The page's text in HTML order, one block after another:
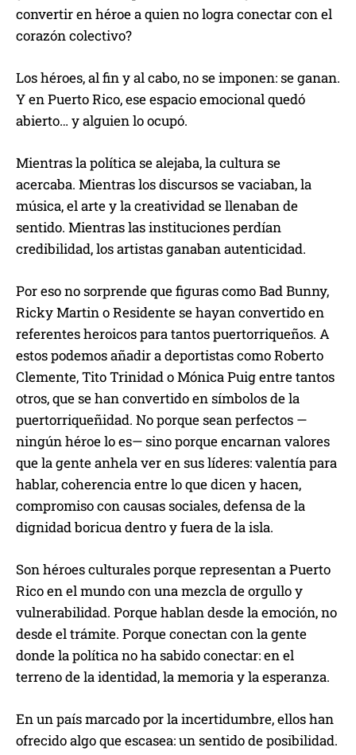
convertir en héroe a quien no logra conectar con el
corazón colectivo?
Los héroes, al fin y al cabo, no se imponen: se ganan.
Y en Puerto Rico, ese espacio emocional quedó
abierto… y alguien lo ocupó.
Mientras la política se alejaba, la cultura se
acercaba. Mientras los discursos se vaciaban, la
música, el arte y la creatividad se llenaban de
sentido. Mientras las instituciones perdían
credibilidad, los artistas ganaban autenticidad.
Por eso no sorprende que figuras como Bad Bunny,
Ricky Martin o Residente se hayan convertido en
referentes heroicos para tantos puertorriqueños. A
estos podemos añadir a deportistas como Roberto
Clemente, Tito Trinidad o Mónica Puig entre tantos
otros, que se han convertido en símbolos de la
puertorriqueñidad. No porque sean perfectos —
ningún héroe lo es— sino porque encarnan valores
que la gente anhela ver en sus líderes: valentía para
hablar, coherencia entre lo que dicen y hacen,
compromiso con causas sociales, defensa de la
dignidad boricua dentro y fuera de la isla.
Son héroes culturales porque representan a Puerto
Rico en el mundo con una mezcla de orgullo y
vulnerabilidad. Porque hablan desde la emoción, no
desde el trámite. Porque conectan con la gente
donde la política no ha sabido conectar: en el
terreno de la identidad, la memoria y la esperanza.
En un país marcado por la incertidumbre, ellos han
ofrecido algo que escasea: un sentido de posibilidad.